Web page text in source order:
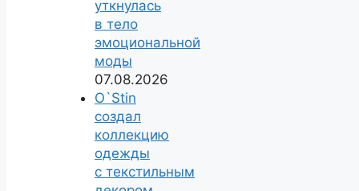
уткнулась
в тело
эмоциональной
моды
07.08.2026
O`Stin
создал
коллекцию
одежды
с текстильным